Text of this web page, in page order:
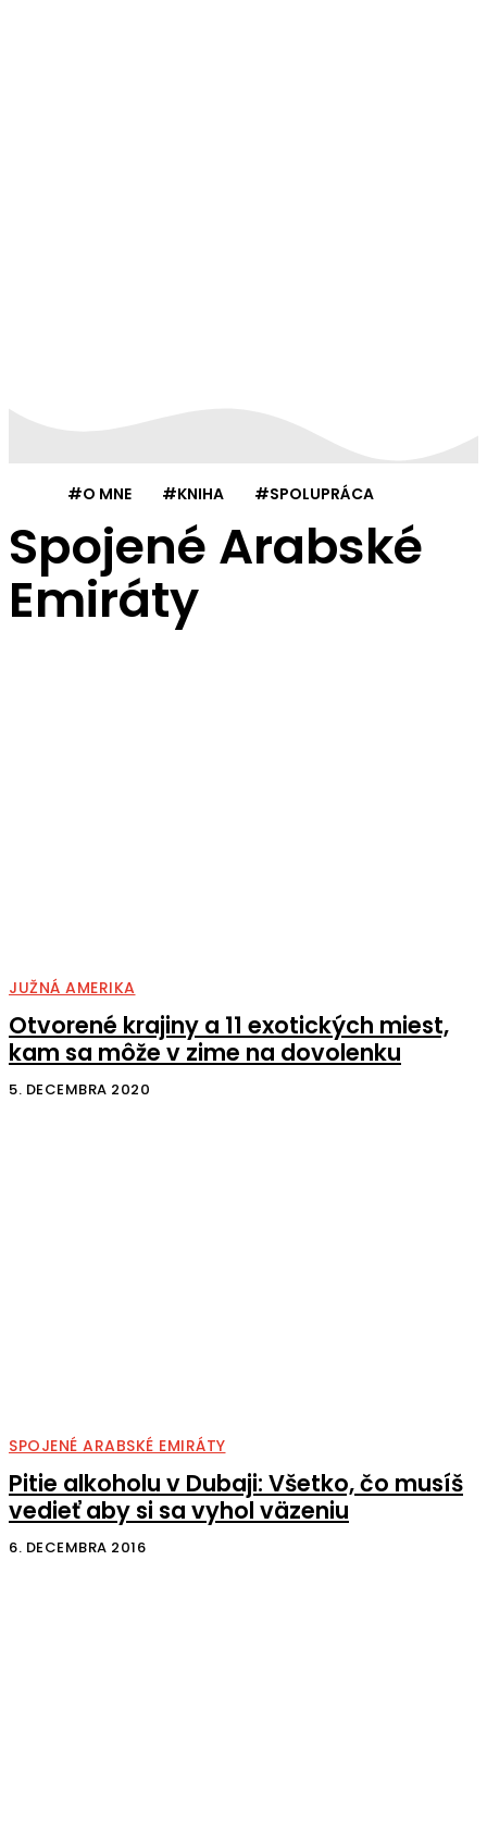
#O MNE #KNIHA #SPOLUPRÁCA
Spojené Arabské
Emiráty
JUŽNÁ AMERIKA
Otvorené krajiny a 11 exotických miest,
kam sa môže v zime na dovolenku
5. DECEMBRA 2020
SPOJENÉ ARABSKÉ EMIRÁTY
Pitie alkoholu v Dubaji: Všetko, čo musíš
vedieť aby si sa vyhol väzeniu
6. DECEMBRA 2016